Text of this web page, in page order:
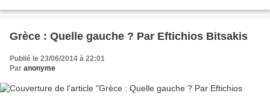
Grèce : Quelle gauche ? Par Eftichios Bitsakis
Publié le 23/06/2014 à 22:01
Par anonyme